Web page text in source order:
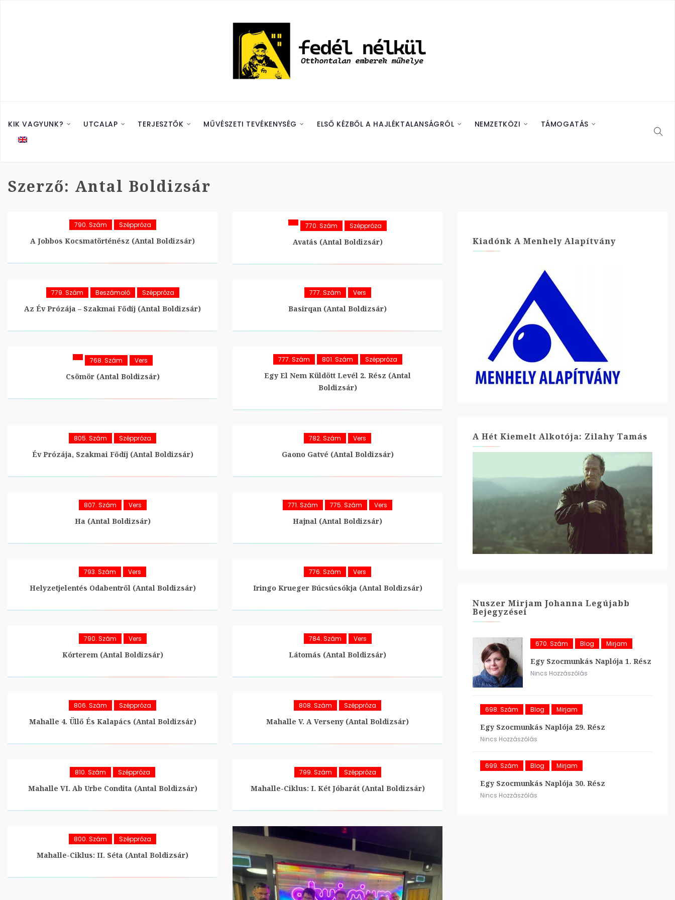
KIK VAGYUNK? UTCALAP TERJESZTŐK MŰVÉSZETI TEVÉKENYSÉG ELSŐ KÉZBŐL A HAJLÉKTALANSÁGRÓL NEMZETKÖZI TÁMOGATÁS
Szerző: Antal Boldizsár
790. Szám Széppróza
A Jobbos Kocsmatörténész (Antal Boldizsár)
770. Szám Széppróza
Avatás (Antal Boldizsár)
779. Szám Beszámoló Széppróza
Az Év Prózája – Szakmai Fődíj (Antal Boldizsár)
777. Szám Vers
Basirqan (Antal Boldizsár)
768. Szám Vers
Csömör (Antal Boldizsár)
777. Szám 801. Szám Széppróza
Egy El Nem Küldött Levél 2. Rész (Antal
Boldizsár)
805. Szám Széppróza
Év Prózája, Szakmai Fődíj (Antal Boldizsár)
782. Szám Vers
Gaono Gatvé (Antal Boldizsár)
807. Szám Vers
Ha (Antal Boldizsár)
771. Szám 775. Szám Vers
Hajnal (Antal Boldizsár)
793. Szám Vers
Helyzetjelentés Odabentről (Antal Boldizsár)
776. Szám Vers
Iringo Krueger Búcsúcsókja (Antal Boldizsár)
790. Szám Vers
Kórterem (Antal Boldizsár)
784. Szám Vers
Látomás (Antal Boldizsár)
806. Szám Széppróza
Mahalle 4. Üllő És Kalapács (Antal Boldizsár)
808. Szám Széppróza
Mahalle V. A Verseny (Antal Boldizsár)
810. Szám Széppróza
Mahalle VI. Ab Urbe Condita (Antal Boldizsár)
799. Szám Széppróza
Mahalle-Ciklus: I. Két Jóbarát (Antal Boldizsár)
800. Szám Széppróza
Mahalle-Ciklus: II. Séta (Antal Boldizsár)
Kiadónk A Menhely Alapítvány
A Hét Kiemelt Alkotója: Zilahy Tamás
Nuszer Mirjam Johanna Legújabb
Bejegyzései
670. Szám Blog Mirjam
Egy Szocmunkás Naplója 1. Rész
Nincs Hozzászólás
698. Szám Blog Mirjam
Egy Szocmunkás Naplója 29. Rész
Nincs Hozzászólás
699. Szám Blog Mirjam
Egy Szocmunkás Naplója 30. Rész
Nincs Hozzászólás